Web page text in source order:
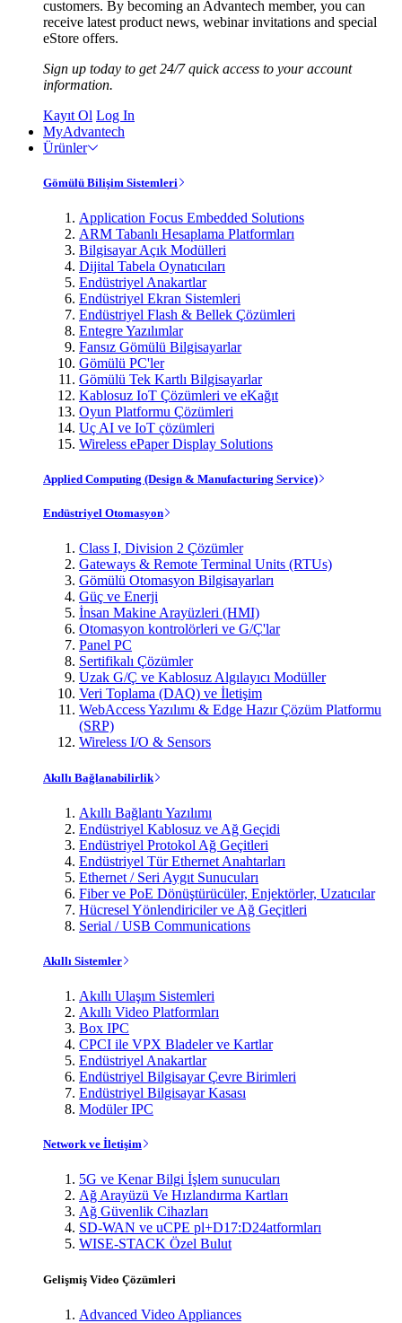
customers. By becoming an Advantech member, you can
receive latest product news, webinar invitations and special
eStore offers.
Sign up today to get 24/7 quick access to your account
information.
Kayıt Ol Log In
MyAdvantech
Ürünler
Gömülü Bilişim Sistemleri
Application Focus Embedded Solutions
ARM Tabanlı Hesaplama Platformları
Bilgisayar Açık Modülleri
Dijital Tabela Oynatıcıları
Endüstriyel Anakartlar
Endüstriyel Ekran Sistemleri
Endüstriyel Flash & Bellek Çözümleri
Entegre Yazılımlar
Fansız Gömülü Bilgisayarlar
Gömülü PC'ler
Gömülü Tek Kartlı Bilgisayarlar
Kablosuz IoT Çözümleri ve eKağıt
Oyun Platformu Çözümleri
Uç AI ve IoT çözümleri
Wireless ePaper Display Solutions
Applied Computing (Design & Manufacturing Service)
Endüstriyel Otomasyon
Class I, Division 2 Çözümler
Gateways & Remote Terminal Units (RTUs)
Gömülü Otomasyon Bilgisayarları
Güç ve Enerji
İnsan Makine Arayüzleri (HMI)
Otomasyon kontrolörleri ve G/Ç'lar
Panel PC
Sertifikalı Çözümler
Uzak G/Ç ve Kablosuz Algılayıcı Modüller
Veri Toplama (DAQ) ve İletişim
WebAccess Yazılımı & Edge Hazır Çözüm Platformu
(SRP)
Wireless I/O & Sensors
Akıllı Bağlanabilirlik
Akıllı Bağlantı Yazılımı
Endüstriyel Kablosuz ve Ağ Geçidi
Endüstriyel Protokol Ağ Geçitleri
Endüstriyel Tür Ethernet Anahtarları
Ethernet / Seri Aygıt Sunucuları
Fiber ve PoE Dönüştürücüler, Enjektörler, Uzatıcılar
Hücresel Yönlendiriciler ve Ağ Geçitleri
Serial / USB Communications
Akıllı Sistemler
Akıllı Ulaşım Sistemleri
Akıllı Video Platformları
Box IPC
CPCI ile VPX Bladeler ve Kartlar
Endüstriyel Anakartlar
Endüstriyel Bilgisayar Çevre Birimleri
Endüstriyel Bilgisayar Kasası
Modüler IPC
Network ve İletişim
5G ve Kenar Bilgi İşlem sunucuları
Ağ Arayüzü Ve Hızlandırma Kartları
Ağ Güvenlik Cihazları
SD-WAN ve uCPE pl+D17:D24atformları
WISE-STACK Özel Bulut
Gelişmiş Video Çözümleri
Advanced Video Appliances